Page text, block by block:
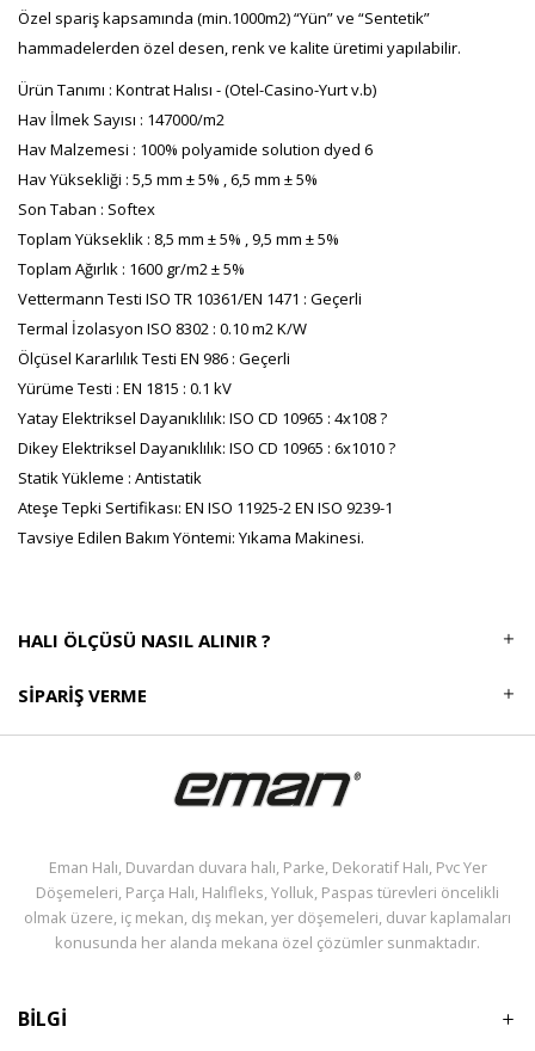
Özel spariş kapsamında (min.1000m2) “Yün” ve “Sentetik”
hammadelerden özel desen, renk ve kalite üretimi yapılabilir.
Ürün Tanımı : Kontrat Halısı - (Otel-Casino-Yurt v.b)
Hav İlmek Sayısı : 147000/m2
Hav Malzemesi : 100% polyamide solution dyed 6
Hav Yüksekliği : 5,5 mm ± 5% , 6,5 mm ± 5%
Son Taban : Softex
Toplam Yükseklik : 8,5 mm ± 5% , 9,5 mm ± 5%
Toplam Ağırlık : 1600 gr/m2 ± 5%
Vettermann Testi ISO TR 10361/EN 1471 : Geçerli
Termal İzolasyon ISO 8302 : 0.10 m2 K/W
Ölçüsel Kararlılık Testi EN 986 : Geçerli
Yürüme Testi : EN 1815 : 0.1 kV
Yatay Elektriksel Dayanıklılık: ISO CD 10965 : 4x108 ?
Dikey Elektriksel Dayanıklılık: ISO CD 10965 : 6x1010 ?
Statik Yükleme : Antistatik
Ateşe Tepki Sertifikası: EN ISO 11925-2 EN ISO 9239-1
Tavsiye Edilen Bakım Yöntemi: Yıkama Makinesi.
HALI ÖLÇÜSÜ NASIL ALINIR ?
SIPARIŞ VERME
Eman Halı, Duvardan duvara halı, Parke, Dekoratif Halı, Pvc Yer
Döşemeleri, Parça Halı, Halıfleks, Yolluk, Paspas türevleri öncelikli
olmak üzere, iç mekan, dış mekan, yer döşemeleri, duvar kaplamaları
konusunda her alanda mekana özel çözümler sunmaktadır.
BİLGİ